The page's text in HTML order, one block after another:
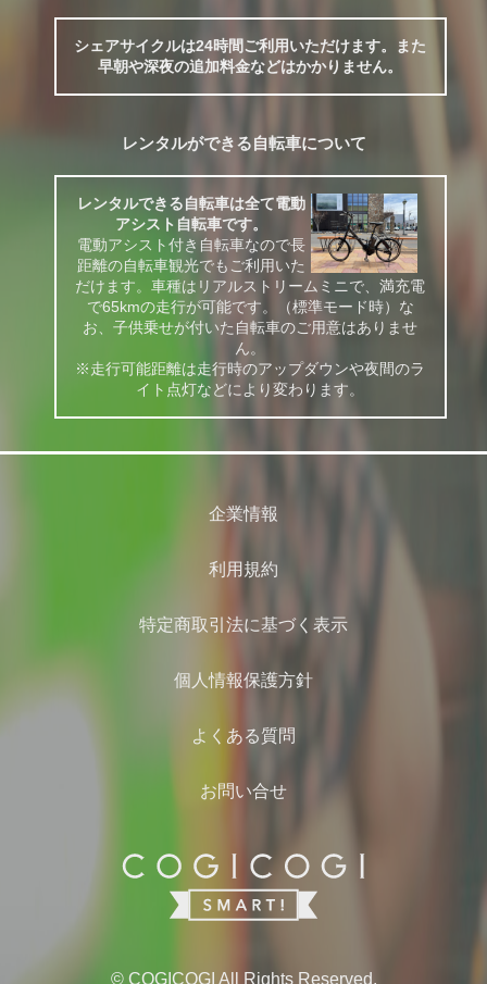
シェアサイクルは24時間ご利用いただけます。また
早朝や深夜の追加料金などはかかりません。
レンタルができる自転車について
レンタルできる自転車は全て電動
アシスト自転車です。
電動アシスト付き自転車なので長
距離の自転車観光でもご利用いた
だけます。車種はリアルストリームミニで、満充電
で65kmの走行が可能です。（標準モード時）な
お、子供乗せが付いた自転車のご用意はありませ
ん。
※走行可能距離は走行時のアップダウンや夜間のラ
イト点灯などにより変わります。
企業情報
利用規約
特定商取引法に基づく表示
個人情報保護方針
よくある質問
お問い合せ
© COGICOGI All Rights Reserved.